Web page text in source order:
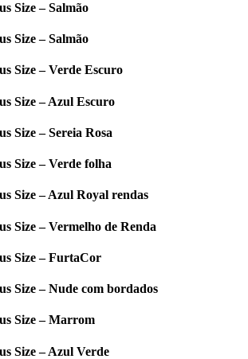
Size – Salmão
Size – Salmão
Size – Verde Escuro
Size – Azul Escuro
Size – Sereia Rosa
Size – Verde folha
Size – Azul Royal rendas
Size – Vermelho de Renda
Size – FurtaCor
Size – Nude com bordados
Size – Marrom
Size – Azul Verde